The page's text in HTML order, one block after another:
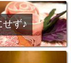
せず♪